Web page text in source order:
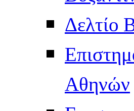
Δελτίο
Αθηνών